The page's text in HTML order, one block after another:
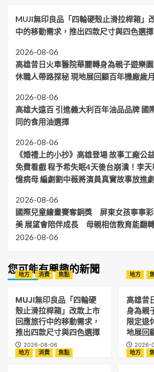
MUJI無印良品「四輪硬殼止滑拉桿箱」
中的移動需求，推出四款尺寸與四色選擇
2026-08-06
高雄昔日火車醫院華麗轉身為親子遊樂
休職人帶路探秘 現地展回顧百年機廠歲月
2026-08-06
高雄大遠百 引進義大利百年油品品牌 國
同的食用油選擇
2026-08-06
《婚禮上的小抄》高雄登場 故事工廠公
免費看戲 程予希失眠4天後台崩潰！李
憶病母 編劇劉中薇將演員真實故事放進
2026-08-06
國際兒童繪畫賽奪銅獎 屏東女孩寧寧
美 展望會陪伴成長 母親相信教育能翻
2026-08-06
您可能有興趣的新聞
地方 消費 焦點
MUJI無印良品「四輪硬
殼止滑拉桿箱」改款上市
回應旅行中的移動需求，
推出四款尺寸與四色選擇
2026-08-06
地方
高雄昔
身為親
限定退
地展回
2026-
地方
消費 焦點 地方